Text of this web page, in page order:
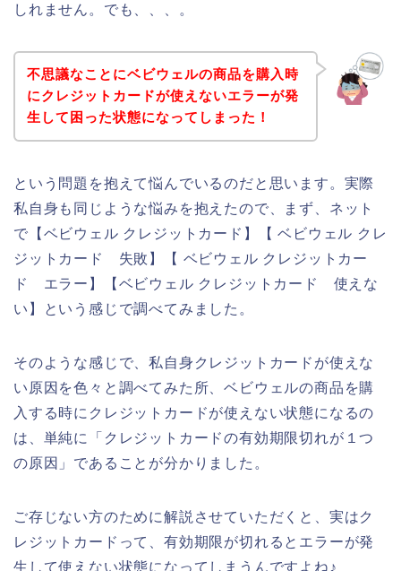
しれません。でも、、、。
不思議なことにベビウェルの商品を購入時
にクレジットカードが使えないエラーが発
生して困った状態になってしまった！
という問題を抱えて悩んでいるのだと思います。実際
私自身も同じような悩みを抱えたので、まず、ネット
で【ベビウェル クレジットカード】【 ベビウェル クレ
ジットカード 失敗】【 ベビウェル クレジットカー
ド エラー】【ベビウェル クレジットカード 使えな
い】という感じで調べてみました。
そのような感じで、私自身クレジットカードが使えな
い原因を色々と調べてみた所、ベビウェルの商品を購
入する時にクレジットカードが使えない状態になるの
は、単純に「クレジットカードの有効期限切れが１つ
の原因」であることが分かりました。
ご存じない方のために解説させていただくと、実はク
レジットカードって、有効期限が切れるとエラーが発
生して使えない状態になってしまうんですよね♪